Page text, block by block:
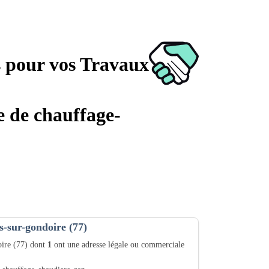
vos Travaux
de chauffage-
sur-gondoire (77)
(77) dont 1 ont une adresse légale ou commerciale